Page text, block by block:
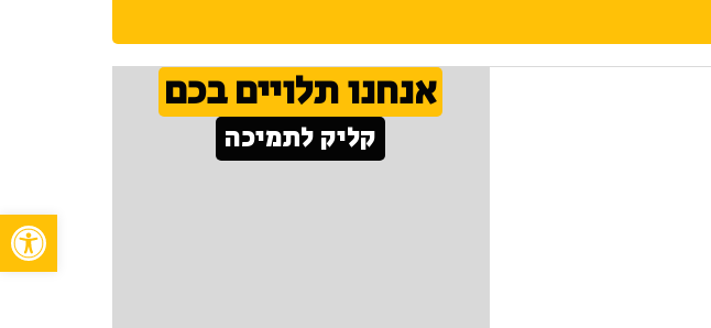
אנחנו תלויים בכם
קליק לתמיכה